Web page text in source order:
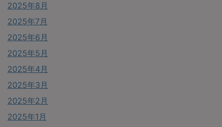
2025年8月
2025年7月
2025年6月
2025年5月
2025年4月
2025年3月
2025年2月
2025年1月